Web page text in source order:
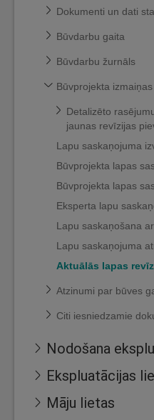
Dokumenti un dati
Būvdarbu gaita
Būvdarbu žurnāls
Būvprojekta
Detalizēto
jaunas revīzijas
Lapu saskaņojuma
Būvprojekta lapas
Būvprojekta lapas
Eksperta lapu
Lapu saskaņošana
Lapu saskaņojuma
Aktuālās lapas
Atzinumi par būves
Citi iesniedzamie
Nodošana
Ekspluatācijas
Māju lietas